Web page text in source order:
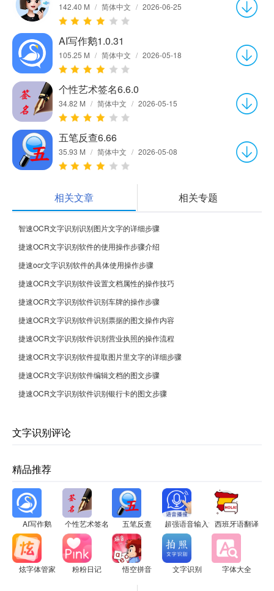
142.40 M / 简体中文 / 2026-06-25
AI写作鹅1.0.31
105.25 M / 简体中文 / 2026-05-18
个性艺术签名6.6.0
34.82 M / 简体中文 / 2026-05-15
五笔反查6.66
35.93 M / 简体中文 / 2026-05-08
相关文章 相关专题
智速OCR文字识别识别图片文字的详细步骤
捷速OCR文字识别软件的使用操作步骤介绍
捷速ocr文字识别软件的具体使用操作步骤
捷速OCR文字识别软件设置文档属性的操作技巧
捷速OCR文字识别软件识别车牌的操作步骤
捷速OCR文字识别软件识别票据的图文操作内容
捷速OCR文字识别软件识别营业执照的操作流程
捷速OCR文字识别软件提取图片里文字的详细步骤
捷速OCR文字识别软件编辑文档的图文步骤
捷速OCR文字识别软件识别银行卡的图文步骤
文字识别评论
精品推荐
AI写作鹅 个性艺术签名 五笔反查 超强语音输入法西班牙语翻译
炫字体管家 粉粉日记 悟空拼音 文字识别 字体大全